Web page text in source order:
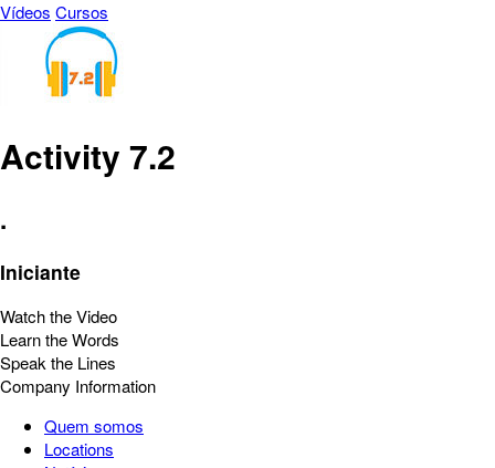
Vídeos Cursos
Activity 7.2
.
Iniciante
Watch the Video
Learn the Words
Speak the Lines
Company Information
Quem somos
Locations